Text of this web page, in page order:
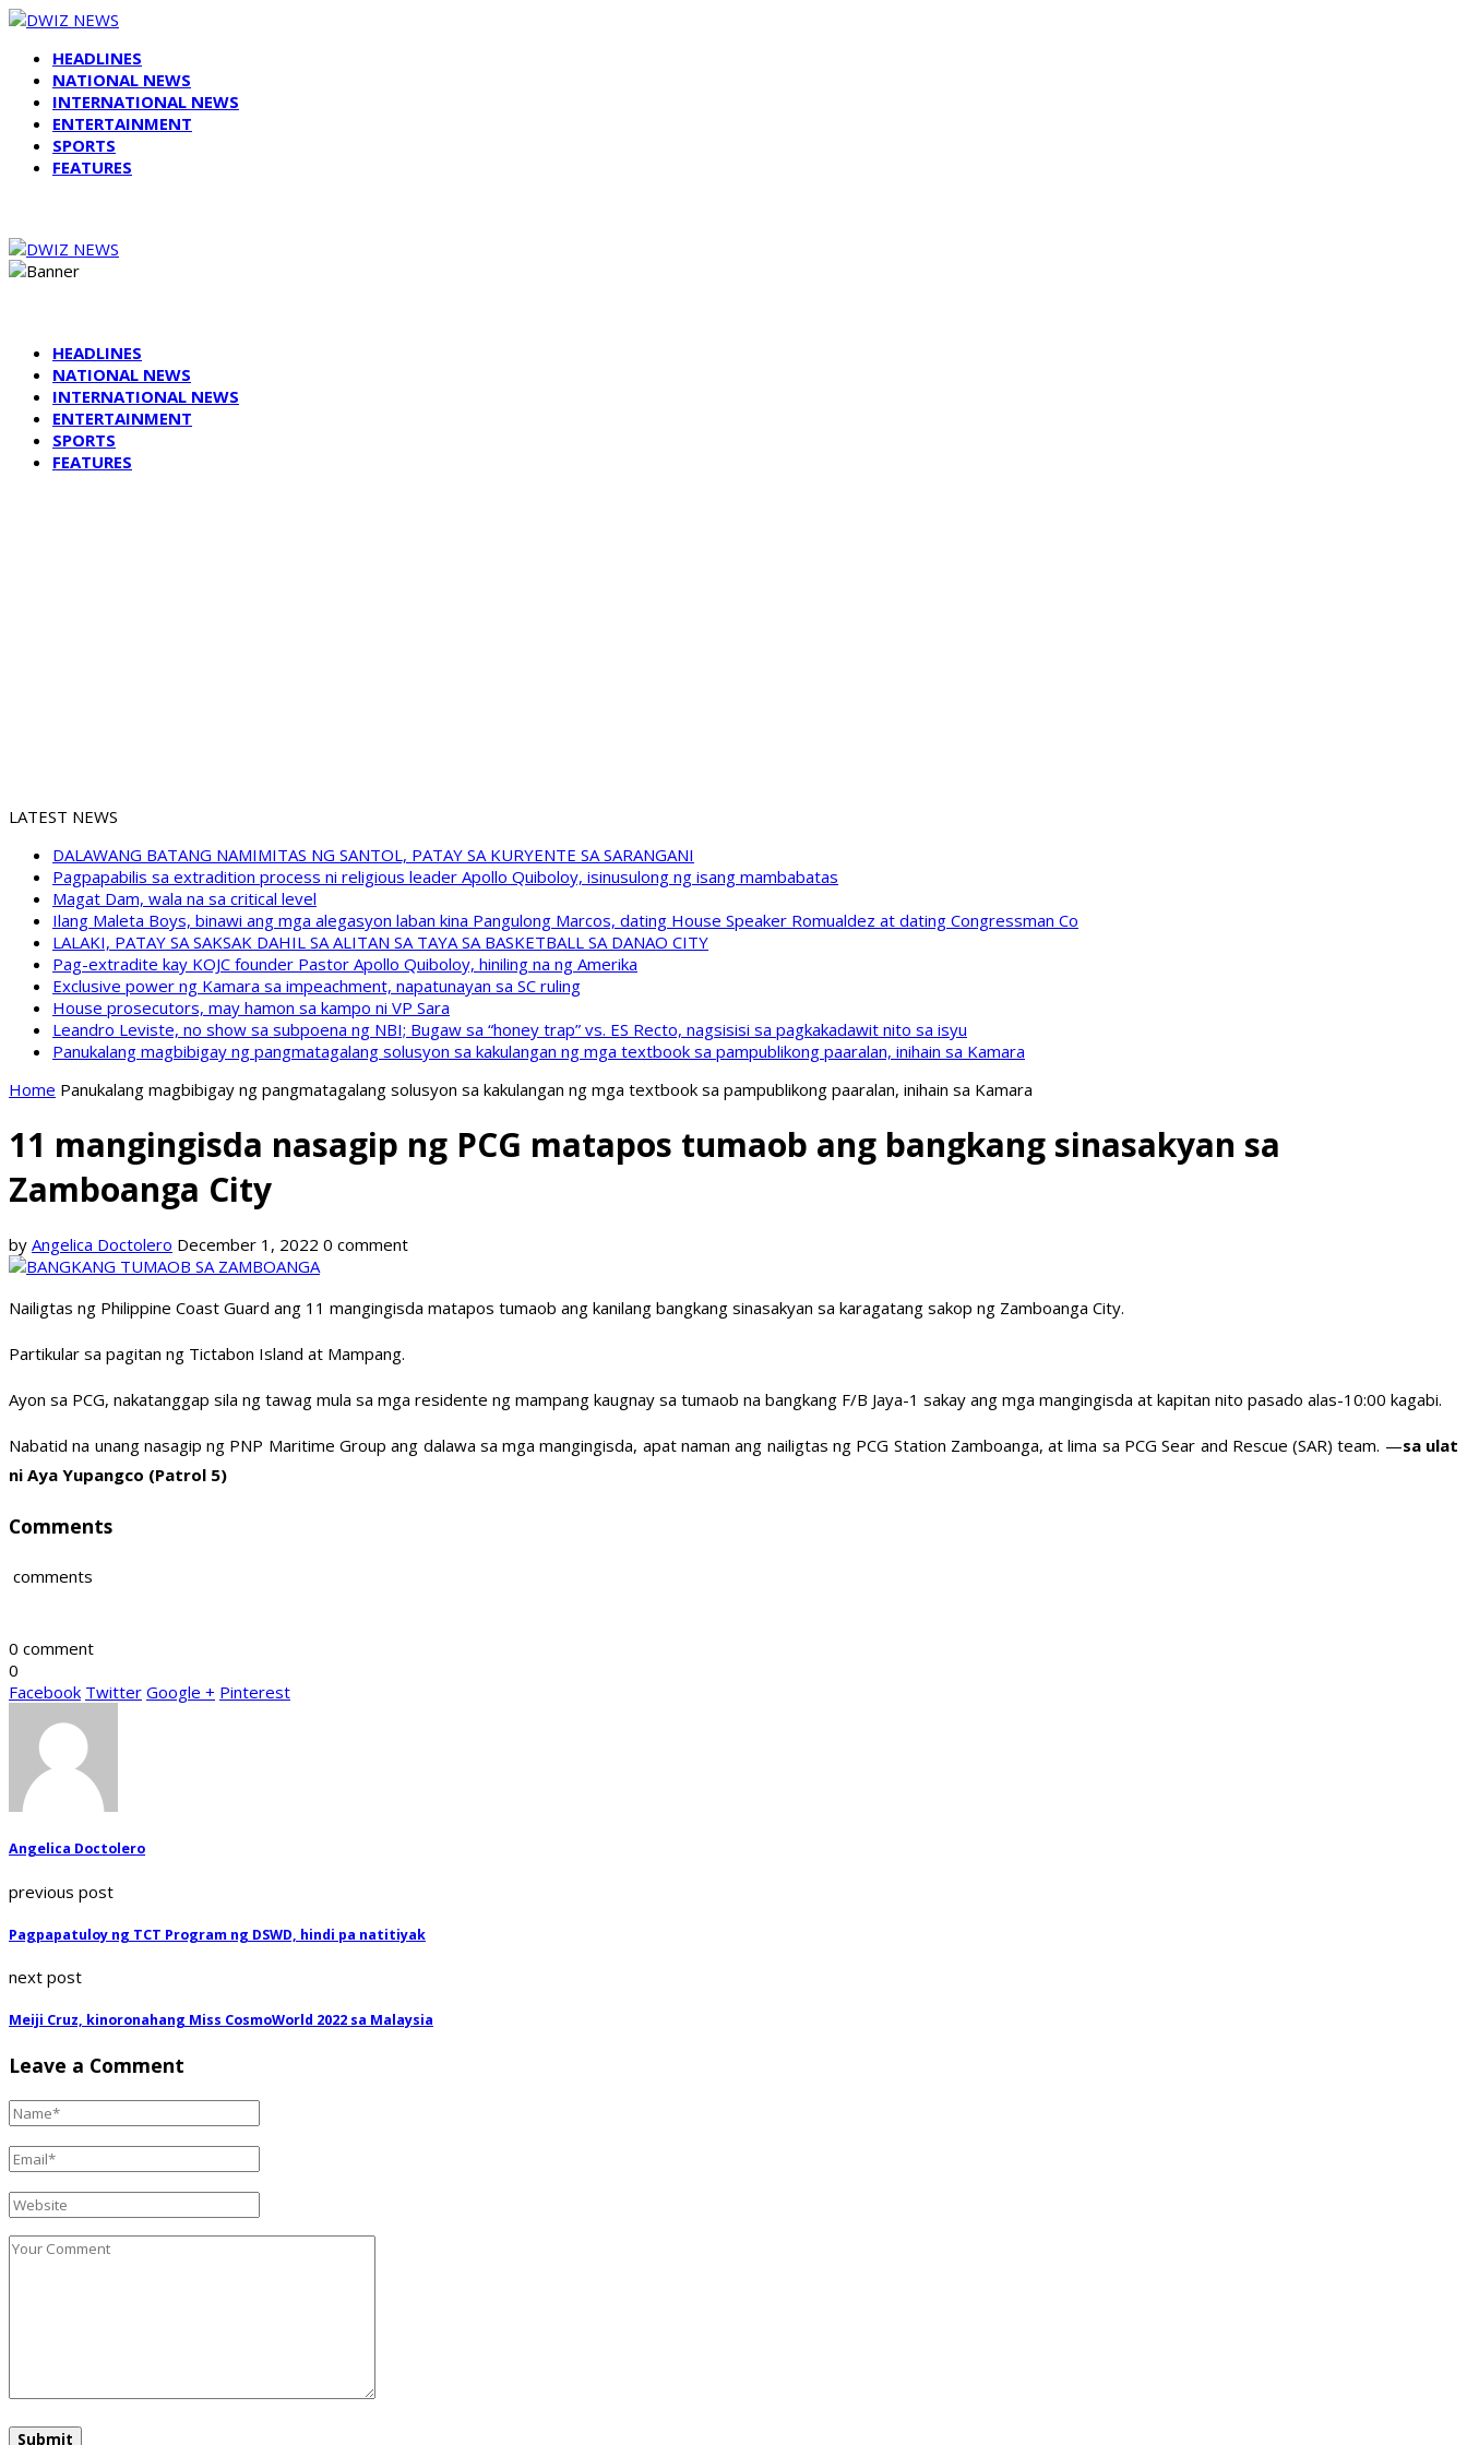
HEADLINES
NATIONAL NEWS
INTERNATIONAL NEWS
ENTERTAINMENT
SPORTS
FEATURES
HEADLINES
NATIONAL NEWS
INTERNATIONAL NEWS
ENTERTAINMENT
SPORTS
FEATURES
LATEST NEWS
DALAWANG BATANG NAMIMITAS NG SANTOL, PATAY SA KURYENTE SA SARANGANI
Pagpapabilis sa extradition process ni religious leader Apollo Quiboloy, isinusulong ng isang mambabatas
Magat Dam, wala na sa critical level
Ilang Maleta Boys, binawi ang mga alegasyon laban kina Pangulong Marcos, dating House Speaker Romualdez at dating Congressman Co
LALAKI, PATAY SA SAKSAK DAHIL SA ALITAN SA TAYA SA BASKETBALL SA DANAO CITY
Pag-extradite kay KOJC founder Pastor Apollo Quiboloy, hiniling na ng Amerika
Exclusive power ng Kamara sa impeachment, napatunayan sa SC ruling
House prosecutors, may hamon sa kampo ni VP Sara
Leandro Leviste, no show sa subpoena ng NBI; Bugaw sa “honey trap” vs. ES Recto, nagsisisi sa pagkakadawit nito sa isyu
Panukalang magbibigay ng pangmatagalang solusyon sa kakulangan ng mga textbook sa pampublikong paaralan, inihain sa Kamara
Home Panukalang magbibigay ng pangmatagalang solusyon sa kakulangan ng mga textbook sa pampublikong paaralan, inihain sa Kamara
11 mangingisda nasagip ng PCG matapos tumaob ang bangkang sinasakyan sa
Zamboanga City
by Angelica Doctolero December 1, 2022 0 comment
Nailigtas ng Philippine Coast Guard ang 11 mangingisda matapos tumaob ang kanilang bangkang sinasakyan sa karagatang sakop ng Zamboanga City.
Partikular sa pagitan ng Tictabon Island at Mampang.
Ayon sa PCG, nakatanggap sila ng tawag mula sa mga residente ng mampang kaugnay sa tumaob na bangkang F/B Jaya-1 sakay ang mga mangingisda at kapitan nito pasado alas-10:00 kagabi.
Nabatid na unang nasagip ng PNP Maritime Group ang dalawa sa mga mangingisda, apat naman ang nailigtas ng PCG Station Zamboanga, at lima sa PCG Sear and Rescue (SAR) team. —sa ulat
ni Aya Yupangco (Patrol 5)
Comments
comments
0 comment
0
Facebook Twitter Google + Pinterest
Angelica Doctolero
previous post
Pagpapatuloy ng TCT Program ng DSWD, hindi pa natitiyak
next post
Meiji Cruz, kinoronahang Miss CosmoWorld 2022 sa Malaysia
Leave a Comment